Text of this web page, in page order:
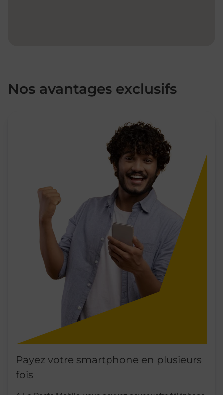
Nos avantages exclusifs
Payez votre smartphone en plusieurs
fois